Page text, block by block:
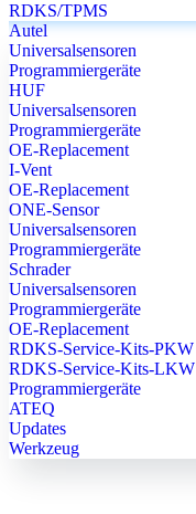
RDKS/TPMS
Autel
Universalsensoren
Programmiergeräte
HUF
Universalsensoren
Programmiergeräte
OE-Replacement
I-Vent
OE-Replacement
ONE-Sensor
Universalsensoren
Programmiergeräte
Schrader
Universalsensoren
Programmiergeräte
OE-Replacement
RDKS-Service-Kits-PKW
RDKS-Service-Kits-LKW
Programmiergeräte
ATEQ
Updates
Werkzeug